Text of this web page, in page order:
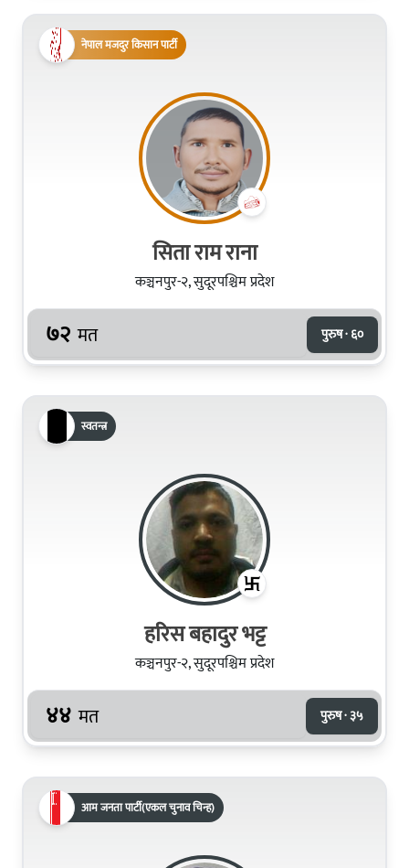
नेपाल मजदुर किसान पार्टी
सिता राम राना
कञ्चनपुर-२, सुदूरपश्चिम प्रदेश
७२ मत पुरुष · ६०
स्वतन्त्र
हरिस बहादुर भट्ट
कञ्चनपुर-२, सुदूरपश्चिम प्रदेश
४४ मत पुरुष · ३५
आम जनता पार्टी(एकल चुनाव चिन्ह)